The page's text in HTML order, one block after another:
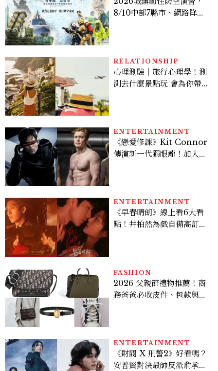
8/10中部7縣市、網路降速
RELATIONSHIP
心理測驗｜旅行心理學！測
測去什麼景點玩 會為你帶來
ENTERTAINMENT
《戀愛修課》Kit Connor
傳演新一代獨眼龍！加入新
ENTERTAINMENT
《早春晴朗》線上看6大看
點！井柏然為戲自備高訂，
FASHION
2026 父親節禮物推薦！商
務爸爸必收皮件、包款與鞋
ENTERTAINMENT
《財閥 X 刑警2》好看嗎？
安普賢對決最帥反派俞承